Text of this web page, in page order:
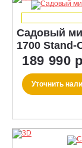
Садовый
1700 Stand-
189 990
Уточнить